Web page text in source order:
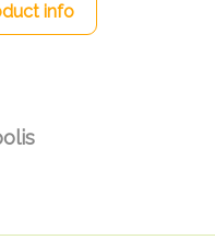
info